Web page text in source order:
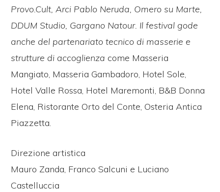
Provo.Cult, Arci Pablo Neruda, Omero su Marte,
DDUM Studio, Gargano Natour. Il festival gode
anche del partenariato tecnico di masserie e
strutture di accoglienza come Masseria
Mangiato, Masseria Gambadoro, Hotel Sole,
Hotel Valle Rossa, Hotel Maremonti, B&B Donna
Elena, Ristorante Orto del Conte, Osteria Antica
Piazzetta.
Direzione artistica
Mauro Zanda, Franco Salcuni e Luciano
Castelluccia